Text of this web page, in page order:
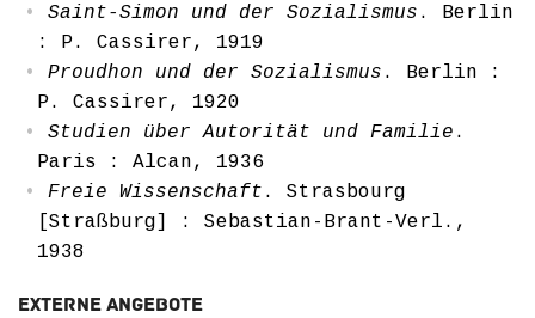
Saint-Simon und der Sozialismus . Berlin
: P. Cassirer, 1919
Proudhon und der Sozialismus . Berlin :
P. Cassirer, 1920
Studien über Autorität und Familie .
Paris : Alcan, 1936
Freie Wissenschaft . Strasbourg
[Straßburg] : Sebastian-Brant-Verl.,
1938
Externe Angebote